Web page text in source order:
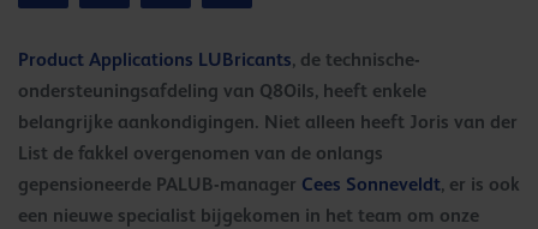
Product Applications LUBricants, de technische-
ondersteuningsafdeling van Q8Oils, heeft enkele
belangrijke aankondigingen. Niet alleen heeft Joris van der
List de fakkel overgenomen van de onlangs
gepensioneerde PALUB-manager Cees Sonneveldt, er is ook
een nieuwe specialist bijgekomen in het team om onze